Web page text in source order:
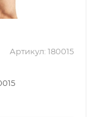
Артикул: 180015